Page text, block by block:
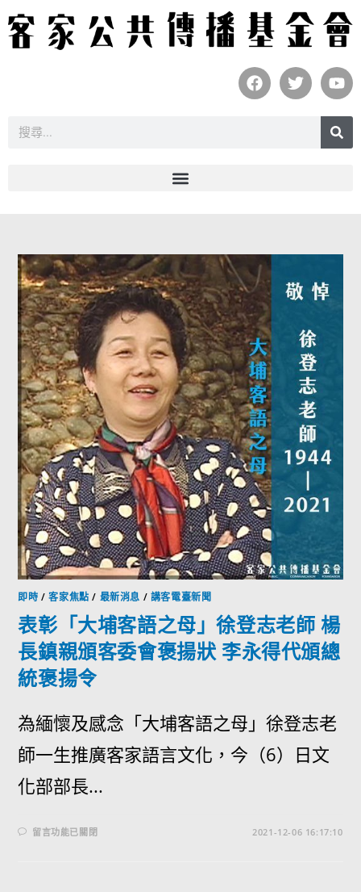
即時 /客家焦點 / 最新消息 / 講客電臺新聞
表彰「大埔客語之母」徐登志老師 楊
長鎮親頒客委會褒揚狀 李永得代頒總
統褒揚令
為緬懷及感念「大埔客語之母」徐登志老
師一生推廣客家語言文化，今（6）日文
化部部長...
留言功能已關閉 2021-12-06 16:17:10